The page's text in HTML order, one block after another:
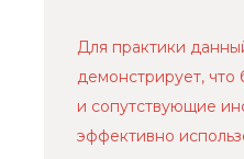
Для практики
демонстрирует, что
и сопутствующие
эффективно